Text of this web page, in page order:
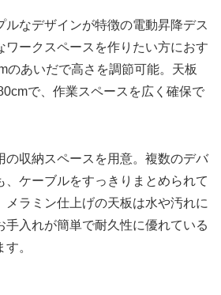
ルなデザインが特徴の電動昇降デス
ワークスペースを作りたい方におす
のあいだで高さを調節可能。天板
で、作業スペースを広く確保で
の収納スペースを用意。複数のデバ
、ケーブルをすっきりまとめられて
メラミン仕上げの天板は水や汚れに
手入れが簡単で耐久性に優れている
。